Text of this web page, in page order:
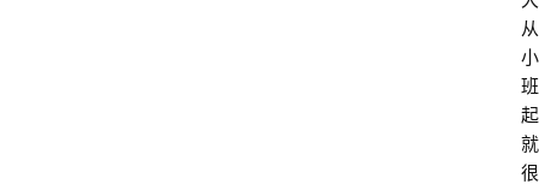
从
小
班
起
就
很